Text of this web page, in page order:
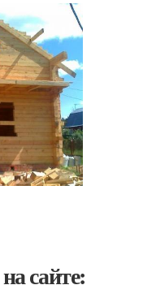
сайте: